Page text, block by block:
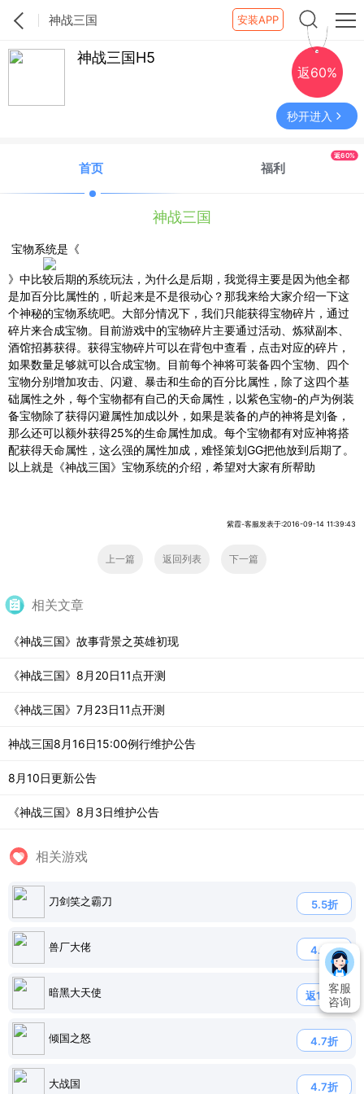
神战三国 安装APP
神战三国H5
返60%
秒开进入
首页 福利
返60%
神战三国
宝物系统是《
》中比较后期的系统玩法，为什么是后期，我觉得主要是因为他全都
是加百分比属性的，听起来是不是很动心？那我来给大家介绍一下这
个神秘的宝物系统吧。大部分情况下，我们只能获得宝物碎片，通过
碎片来合成宝物。目前游戏中的宝物碎片主要通过活动、炼狱副本、
酒馆招募获得。获得宝物碎片可以在背包中查看，点击对应的碎片，
如果数量足够就可以合成宝物。目前每个神将可装备四个宝物、四个
宝物分别增加攻击、闪避、暴击和生命的百分比属性，除了这四个基
础属性之外，每个宝物都有自己的天命属性，以紫色宝物-的卢为例装
备宝物除了获得闪避属性加成以外，如果是装备的卢的神将是刘备，
那么还可以额外获得25%的生命属性加成。每个宝物都有对应神将搭
配获得天命属性，这么强的属性加成，难怪策划GG把他放到后期了。
以上就是《神战三国》宝物系统的介绍，希望对大家有所帮助
紫霞-客服发表于:2016-09-14 11:39:43
上一篇 返回列表 下一篇
相关文章
《神战三国》故事背景之英雄初现
《神战三国》8月20日11点开测
《神战三国》7月23日11点开测
神战三国8月16日15:00例行维护公告
8月10日更新公告
《神战三国》8月3日维护公告
相关游戏
刀剑笑之霸刀 5.5折
兽厂大佬 4.7折
暗黑大天使 返120%
倾国之怒 4.7折
大战国 4.7折
客服
咨询